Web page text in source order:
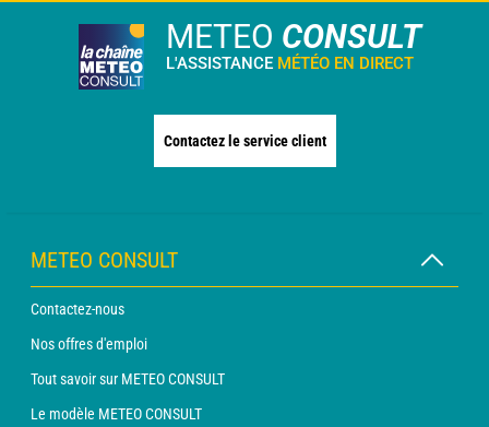
METEO CONSULT
L'ASSISTANCE MÉTÉO EN DIRECT
Contactez le service client
METEO CONSULT
Contactez-nous
Nos offres d'emploi
Tout savoir sur METEO CONSULT
Le modèle METEO CONSULT